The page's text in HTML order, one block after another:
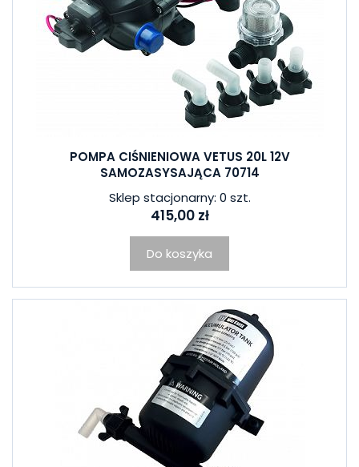
POMPA CIŚNIENIOWA VETUS 20L 12V
SAMOZASYSAJĄCA 70714
Sklep stacjonarny: 0 szt.
415,00 zł
Do koszyka